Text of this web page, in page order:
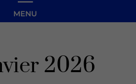
MENU
2026